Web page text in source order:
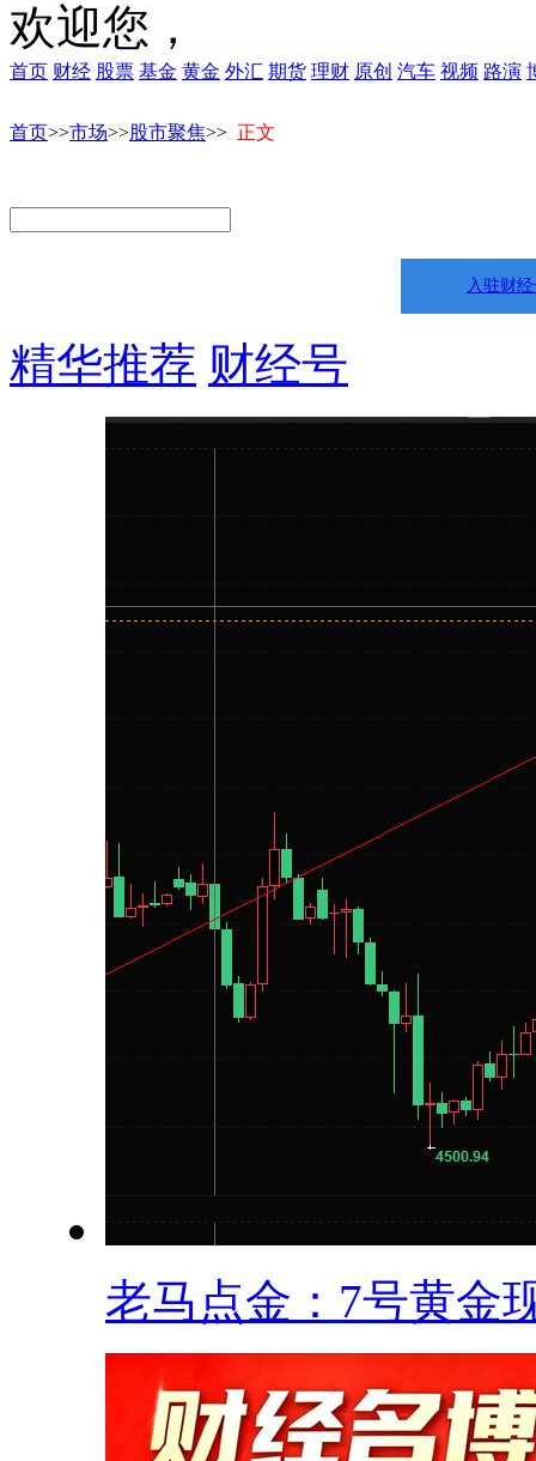
欢迎您，
首页 财经 股票 基金 黄金 外汇 期货 理财 原创 汽车 视频 路演
首页>>市场>>股市聚焦>> 正文
入驻财
精华推荐 财经号
老马点金：7号黄金